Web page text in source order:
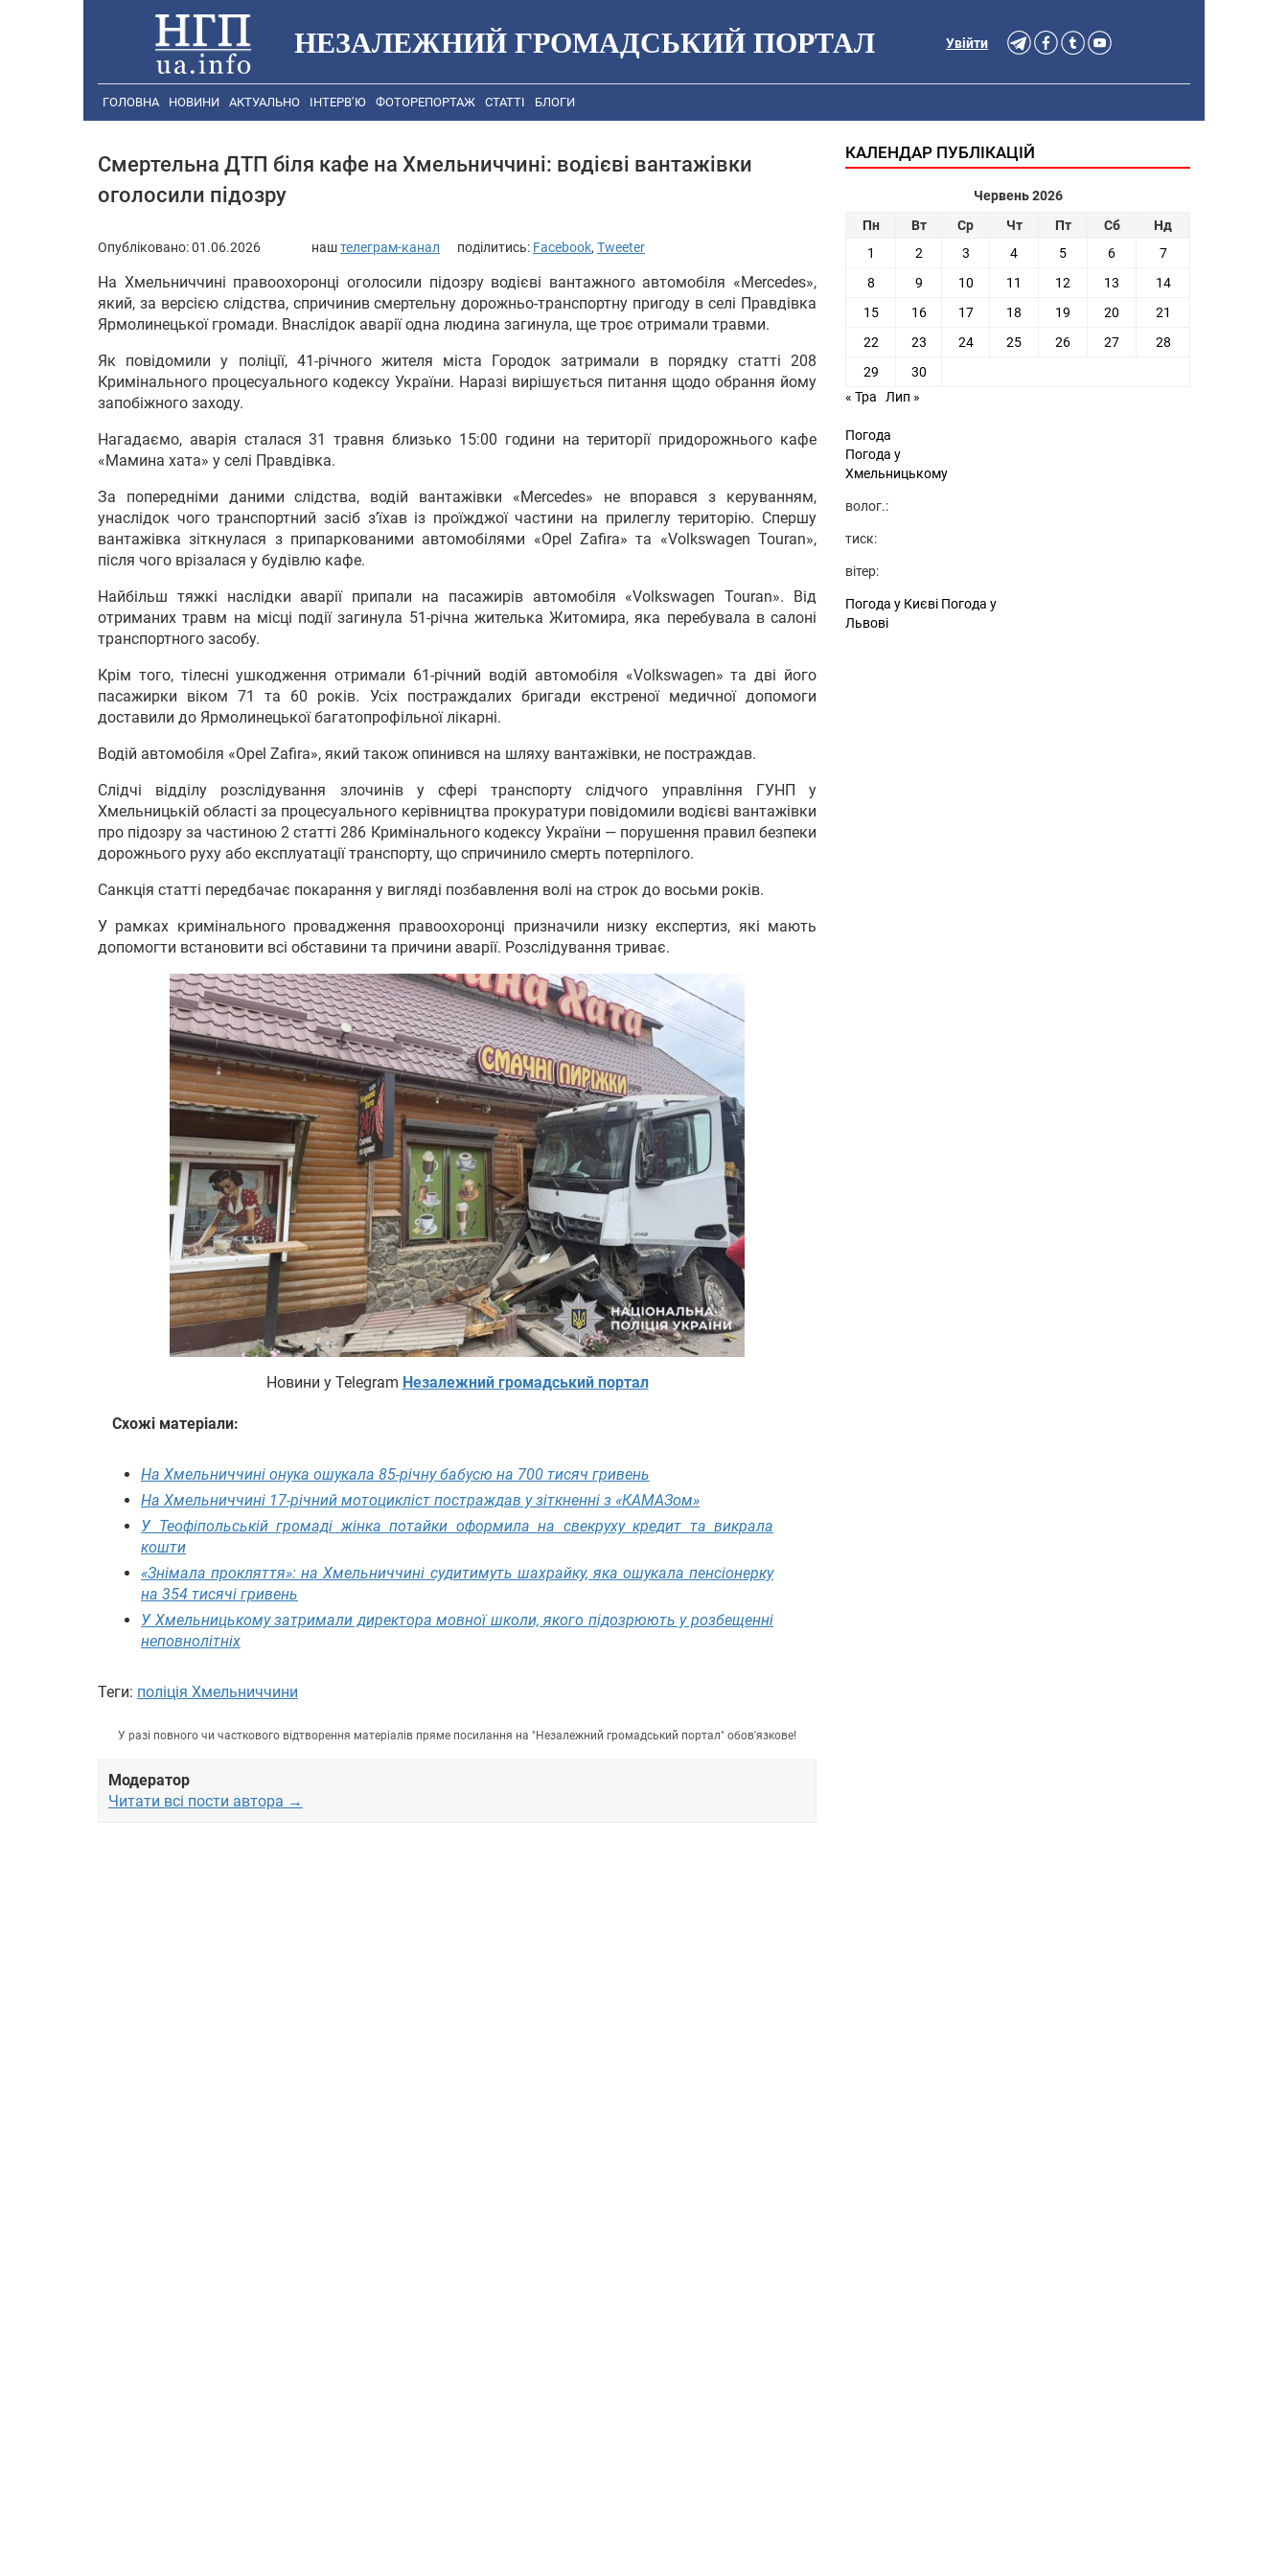
НЕЗАЛЕЖНИЙ ГРОМАДСЬКИЙ ПОРТАЛ Увійти
ГОЛОВНА НОВИНИ АКТУАЛЬНО ІНТЕРВ’Ю ФОТОРЕПОРТАЖ СТАТТІ БЛОГИ
Смертельна ДТП біля кафе на Хмельниччині: водієві вантажівки
оголосили підозру
Опубліковано:01.06.2026 наштелеграм-канал поділитись: Facebook, Tweeter
На Хмельниччині правоохоронці оголосили підозру водієві вантажного автомобіля «Mercedes»,
який, за версією слідства, спричинив смертельну дорожньо-транспортну пригоду в селі Правдівка
Ярмолинецької громади. Внаслідок аварії одна людина загинула, ще троє отримали травми.
Як повідомили у поліції, 41-річного жителя міста Городок затримали в порядку статті 208
Кримінального процесуального кодексу України. Наразі вирішується питання щодо обрання йому
запобіжного заходу.
Нагадаємо, аварія сталася 31 травня близько 15:00 години на території придорожнього кафе
«Мамина хата» у селі Правдівка.
За попередніми даними слідства, водій вантажівки «Mercedes» не впорався з керуванням,
унаслідок чого транспортний засіб з’їхав із проїжджої частини на прилеглу територію. Спершу
вантажівка зіткнулася з припаркованими автомобілями «Opel Zafira» та «Volkswagen Touran»,
після чого врізалася у будівлю кафе.
Найбільш тяжкі наслідки аварії припали на пасажирів автомобіля «Volkswagen Touran». Від
отриманих травм на місці події загинула 51-річна жителька Житомира, яка перебувала в салоні
транспортного засобу.
Крім того, тілесні ушкодження отримали 61-річний водій автомобіля «Volkswagen» та дві його
пасажирки віком 71 та 60 років. Усіх постраждалих бригади екстреної медичної допомоги
доставили до Ярмолинецької багатопрофільної лікарні.
Водій автомобіля «Opel Zafira», який також опинився на шляху вантажівки, не постраждав.
Слідчі відділу розслідування злочинів у сфері транспорту слідчого управління ГУНП у
Хмельницькій області за процесуального керівництва прокуратури повідомили водієві вантажівки
про підозру за частиною 2 статті 286 Кримінального кодексу України — порушення правил безпеки
дорожнього руху або експлуатації транспорту, що спричинило смерть потерпілого.
Санкція статті передбачає покарання у вигляді позбавлення волі на строк до восьми років.
У рамках кримінального провадження правоохоронці призначили низку експертиз, які мають
допомогти встановити всі обставини та причини аварії. Розслідування триває.
Новини у Telegram Незалежний громадський портал
Схожі матеріали:
На Хмельниччині онука ошукала 85-річну бабусю на 700 тисяч гривень
На Хмельниччині 17-річний мотоцикліст постраждав у зіткненні з «КАМАЗом»
У Теофіпольській громаді жінка потайки оформила на свекруху кредит та викрала
кошти
«Знімала прокляття»: на Хмельниччині судитимуть шахрайку, яка ошукала пенсіонерку
на 354 тисячі гривень
У Хмельницькому затримали директора мовної школи, якого підозрюють у розбещенні
неповнолітніх
Теги: поліція Хмельниччини
У разі повного чи часткового відтворення матеріалів пряме посилання на "Незалежний громадський портал" обов'язкове!
Модератор
Читати всі пости автора →
КАЛЕНДАР ПУБЛІКАЦІЙ
Червень 2026
Пн
Вт Ср Чт Пт Сб
Нд
1
2 3 4 5 6
7
8
9 10 11 12 13
14
15
16 17 18 19 20
21
22
23 24 25 26 27
28
29
30
« Тра
Лип »
Погода
Погода у
Хмельницькому
волог.:
тиск:
вітер:
Погода у Києві Погода у
Львові